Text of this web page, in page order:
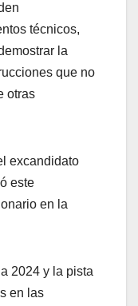
técnicos,
la
que no
otras
excandidato
este
en la
2024 y la pista
en las